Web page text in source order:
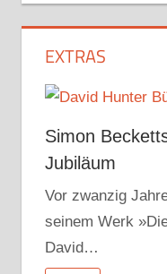
EXTRAS
Simon
Jubiläum
Vor zwanzig
seinem Werk
David…